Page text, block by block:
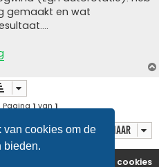
van cookies om de
bieden.
gemaakt en wat
Pagina 1 van 1
Ga naar
Verwijder cookies